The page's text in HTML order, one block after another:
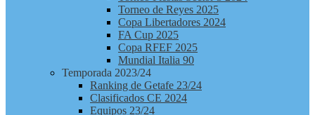
Torneo de Reyes 2025
Copa Libertadores 2024
FA Cup 2025
Copa RFEF 2025
Mundial Italia 90
Temporada 2023/24
Ranking de Getafe 23/24
Clasificados CE 2024
Equipos 23/24